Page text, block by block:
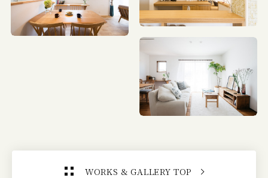
WORKS & GALLERY TOP